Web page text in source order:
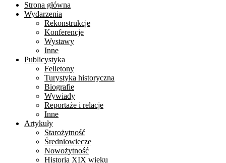
Strona główna
Wydarzenia
Rekonstrukcje
Konferencje
Wystawy
Inne
Publicystyka
Felietony
Turystyka historyczna
Biografie
Wywiady
Reportaże i relacje
Inne
Artykuły
Starożytność
Średniowiecze
Nowożytność
Historia XIX wieku